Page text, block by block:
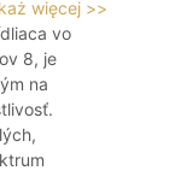
więcej >>
vo
8, je
na